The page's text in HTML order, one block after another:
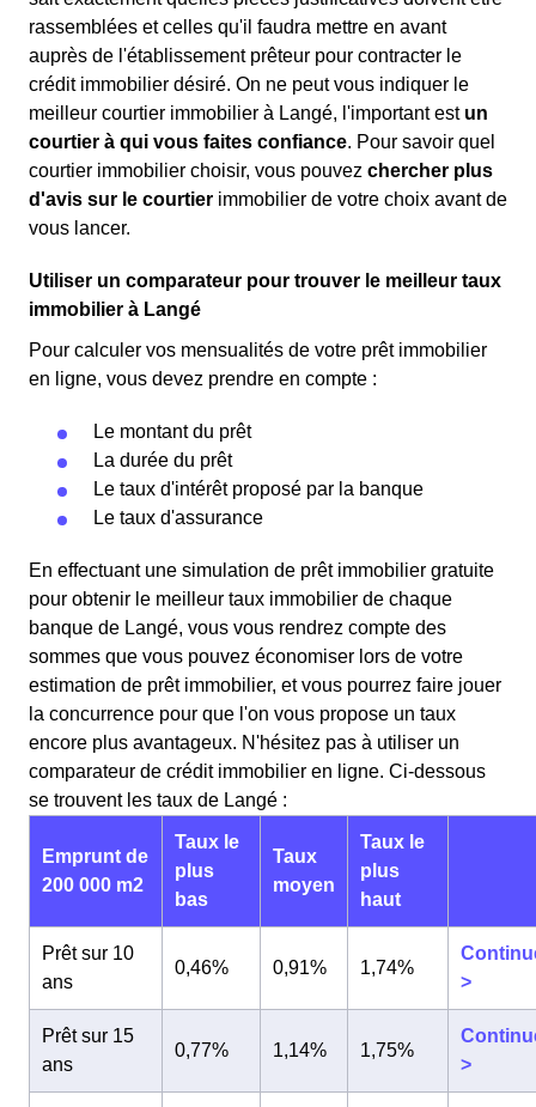
rassemblées et celles qu'il faudra mettre en avant
auprès de l'établissement prêteur pour contracter le
crédit immobilier désiré. On ne peut vous indiquer le
meilleur courtier immobilier à Langé, l'important est un
courtier à qui vous faites confiance. Pour savoir quel
courtier immobilier choisir, vous pouvez chercher plus
d'avis sur le courtier immobilier de votre choix avant de
vous lancer.
Utiliser un comparateur pour trouver le meilleur taux
immobilier à Langé
Pour calculer vos mensualités de votre prêt immobilier
en ligne, vous devez prendre en compte :
Le montant du prêt
La durée du prêt
Le taux d'intérêt proposé par la banque
Le taux d'assurance
En effectuant une simulation de prêt immobilier gratuite
pour obtenir le meilleur taux immobilier de chaque
banque de Langé, vous vous rendrez compte des
sommes que vous pouvez économiser lors de votre
estimation de prêt immobilier, et vous pourrez faire jouer
la concurrence pour que l'on vous propose un taux
encore plus avantageux. N'hésitez pas à utiliser un
comparateur de crédit immobilier en ligne. Ci-dessous
se trouvent les taux de Langé :
Emprunt de
200 000 m2
Taux le
plus
bas
Taux
moyen
Taux le
plus
haut
Prêt sur 10
ans
0,46% 0,91% 1,74%
>
Prêt sur 15
ans
0,77% 1,14% 1,75%
>